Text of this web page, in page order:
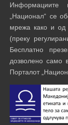
„Национал“ се
мрежа како и од
(преку
Бесплатно
дозволено само
Порталот